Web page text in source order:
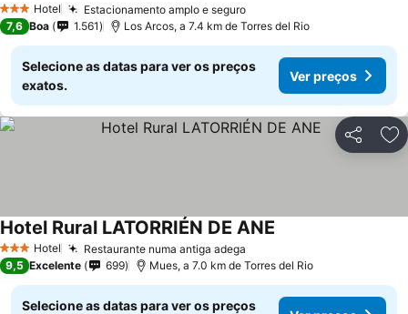
3 EstrelasHotel Estacionamento amplo e seguro
7,6 Boa 1.561 Los Arcos, a 7.4 km de Torres del Rio
Selecione as datas para ver os preços
exatos.
Ver preços
Partilhar
3 EstrelasHotel Restaurante numa antiga adega
Hotel Rural LATORRIÉN DE ANE
9,5 Excelente 699 Mues, a 7.0 km de Torres del Rio
Selecione as datas para ver os preços